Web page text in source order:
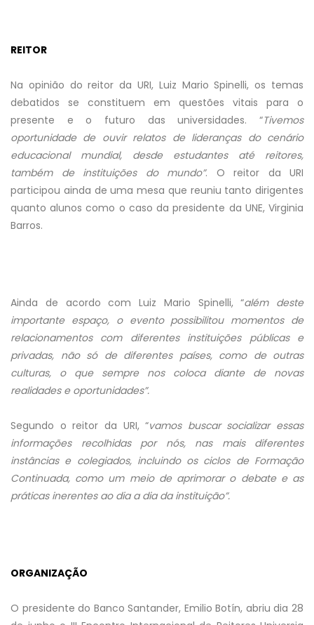
REITOR
Na opinião do reitor da URI, Luiz Mario Spinelli, os temas
debatidos se constituem em questões vitais para o
presente e o futuro das universidades. “Tivemos
oportunidade de ouvir relatos de lideranças do cenário
educacional mundial, desde estudantes até reitores,
também de instituições do mundo”. O reitor da URI
participou ainda de uma mesa que reuniu tanto dirigentes
quanto alunos como o caso da presidente da UNE, Virginia
Barros.
Ainda de acordo com Luiz Mario Spinelli, “além deste
importante espaço, o evento possibilitou momentos de
relacionamentos com diferentes instituições públicas e
privadas, não só de diferentes países, como de outras
culturas, o que sempre nos coloca diante de novas
realidades e oportunidades”.
Segundo o reitor da URI, “vamos buscar socializar essas
informações recolhidas por nós, nas mais diferentes
instâncias e colegiados, incluindo os ciclos de Formação
Continuada, como um meio de aprimorar o debate e as
práticas inerentes ao dia a dia da instituição”.
ORGANIZAÇÃO
O presidente do Banco Santander, Emilio Botín, abriu dia 28